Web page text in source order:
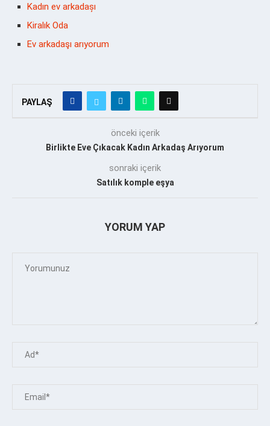
Kadın ev arkadașı
Kiralık Oda
Ev arkadaşı arıyorum
PAYLAŞ
önceki içerik
Birlikte Eve Çıkacak Kadın Arkadaş Arıyorum
sonraki içerik
Satılık komple eşya
YORUM YAP